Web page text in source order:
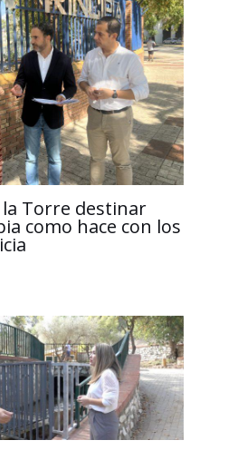
la Torre destinar
como hace con los